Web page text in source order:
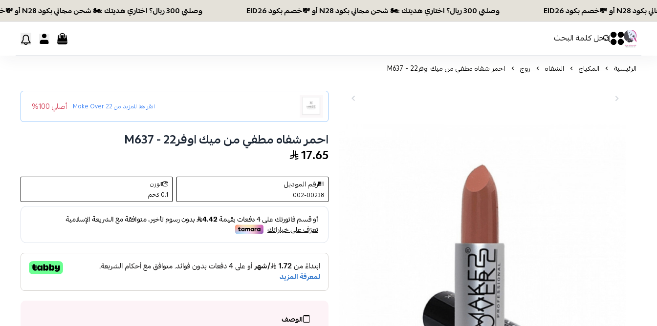
وصلتي 300 ريال؟ اختاري هديتك :🏍 شحن مجاني بكود N28 أو 💸خصم بكود EID26 وصلتي 300 ريال؟ اختاري هديتك :🏍 شحن مجاني بكود N28 أو 💸خصم بكود EID26
افكار ومخازن العناية
0 0
الرئيسية المكياج الشفاه روج احمر شفاه مطفي من ميك اوفر22 - M637
انقر هنا للمزيد منMake Over 22 أصلي 100%
احمر شفاه مطفي من ميك اوفر22 - M637
17.65
رقم الموديل
002-00238
الوزن
0.1 كجم
الوصف